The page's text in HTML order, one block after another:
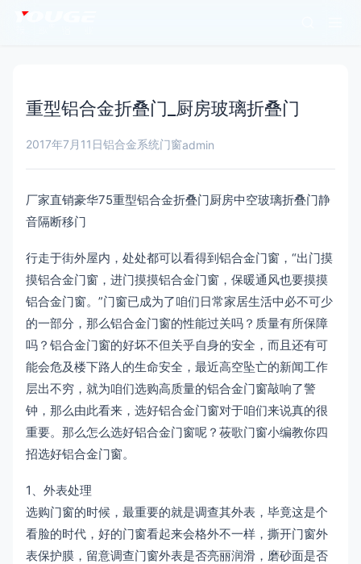
重型铝合金折叠门_厨房玻璃折叠门
2017年7月11日铝合金系统门窗admin
厂家直销豪华75重型铝合金折叠门厨房中空玻璃折叠门静
音隔断移门
行走于街外屋内，处处都可以看得到铝合金门窗，“出门摸
摸铝合金门窗，进门摸摸铝合金门窗，保暖通风也要摸摸
铝合金门窗。”门窗已成为了咱们日常家居生活中必不可少
的一部分，那么铝合金门窗的性能过关吗？质量有所保障
吗？铝合金门窗的好坏不但关乎自身的安全，而且还有可
能会危及楼下路人的生命安全，最近高空坠亡的新闻工作
层出不穷，就为咱们选购高质量的铝合金门窗敲响了警
钟，那么由此看来，选好铝合金门窗对于咱们来说真的很
重要。那么怎么选好铝合金门窗呢？莜歌门窗小编教你四
招选好铝合金门窗。
1、外表处理
选购门窗的时候，最重要的就是调查其外表，毕竟这是个
看脸的时代，好的门窗看起来会格外不一样，撕开门窗外
表保护膜，留意调查门窗外表是否亮丽润滑，磨砂面是否